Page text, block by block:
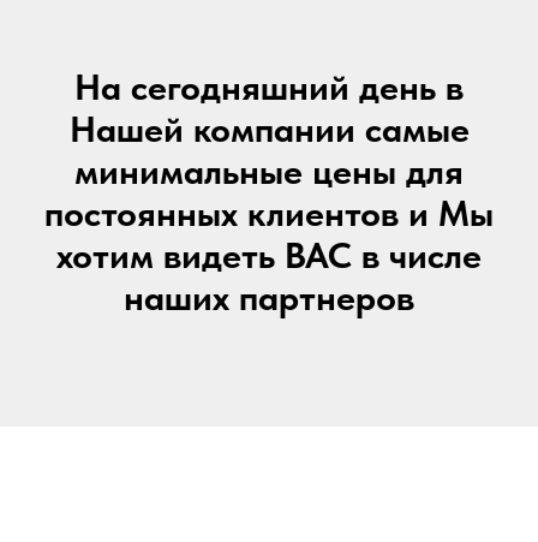
На сегодняшний день в
Нашей компании самые
минимальные цены для
постоянных клиентов и Мы
хотим видеть ВАС в числе
наших партнеров